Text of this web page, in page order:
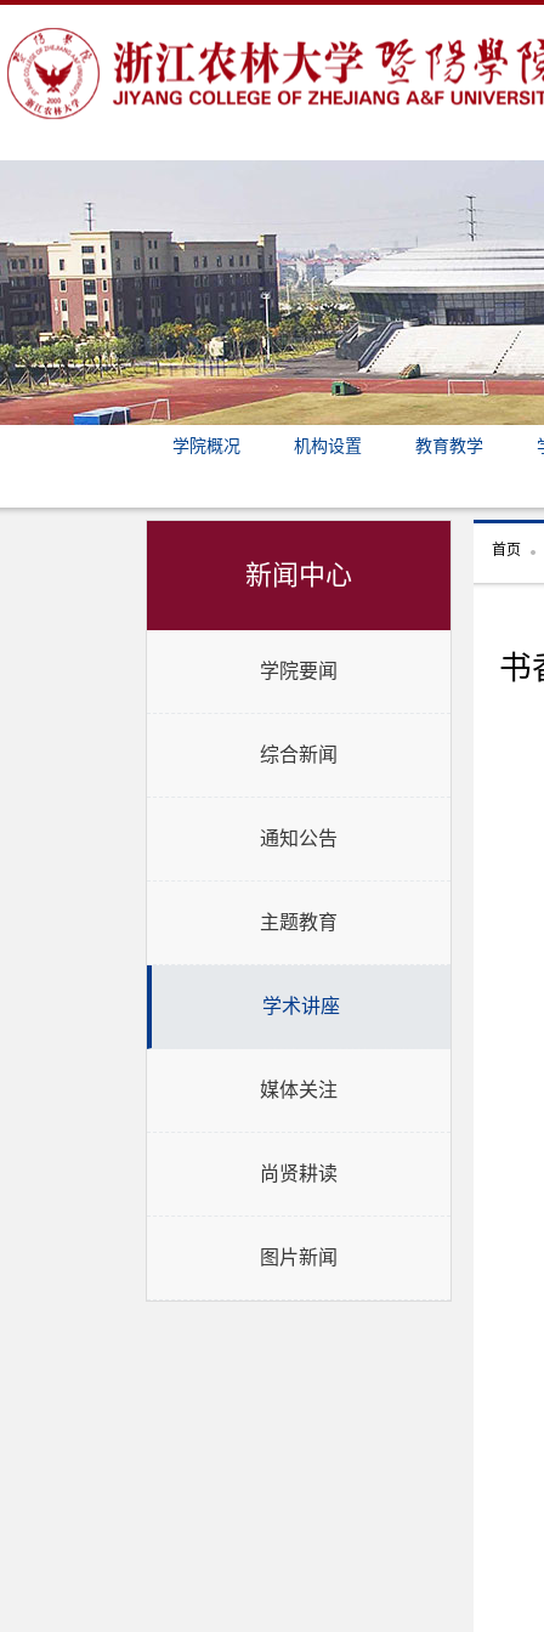
学院概况 机构设置 教育教学
新闻中心
学院要闻
综合新闻
通知公告
主题教育
学术讲座
媒体关注
尚贤耕读
图片新闻
首页
书